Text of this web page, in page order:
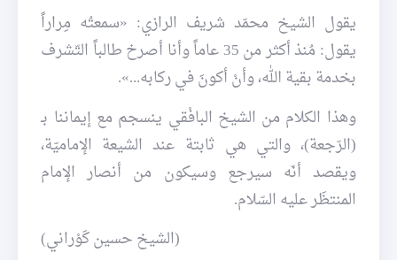
يقول الشيخ محمّد شريف الرازي: «سمعتُه مِراراً
يقول: مُنذ أكثر من 35 عاماً وأنا أصرخ طالباً التّشرف
بخدمة بقية الله، وأنْ أكونَ في ركابه...‌».
وهذا الكلام من الشيخ البافْقي ينسجم مع إيماننا بـ
(الرّجعة)، والتي هي ثابتة عند الشيعة الإماميّة،
ويقصد أنّه سيرجع وسيكون من أنصار الإمام
المنتظَر عليه السّلام.
(الشيخ حسين كَوْراني)